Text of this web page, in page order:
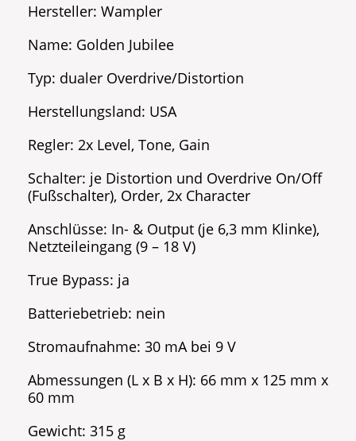
Hersteller: Wampler
Name: Golden Jubilee
Typ: dualer Overdrive/Distortion
Herstellungsland: USA
Regler: 2x Level, Tone, Gain
Schalter: je Distortion und Overdrive On/Off
(Fußschalter), Order, 2x Character
Anschlüsse: In- & Output (je 6,3 mm Klinke),
Netzteileingang (9 – 18 V)
True Bypass: ja
Batteriebetrieb: nein
Stromaufnahme: 30 mA bei 9 V
Abmessungen (L x B x H): 66 mm x 125 mm x
60 mm
Gewicht: 315 g